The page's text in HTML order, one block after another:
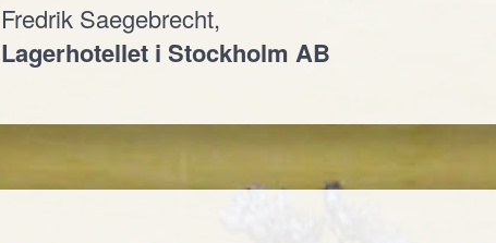
Fredrik Saegebrecht,
Lagerhotellet i Stockholm AB